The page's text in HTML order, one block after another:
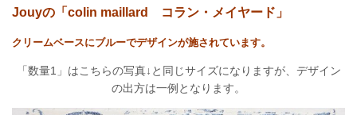
Jouyの「colin maillard コラン・メイヤード」
クリームベースにブルーでデザインが施されています。
「数量1」はこちらの写真↓と同じサイズになりますが、デザイン
の出方は一例となります。